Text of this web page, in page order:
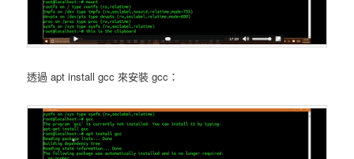
透過 apt install gcc 來安裝 gcc：